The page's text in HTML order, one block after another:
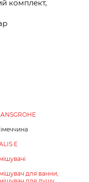
комплект,
E
для ванни,